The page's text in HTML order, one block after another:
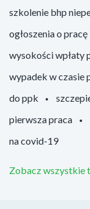
szkolenie bhp
ogłoszenia o pracę
wysokości wpłaty
wypadek w czasie
do ppk
pierwsza praca
na covid-19
Zobacz wszystkie